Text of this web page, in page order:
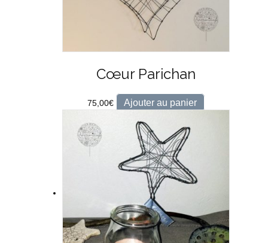
Cœur Parichan
75,00€ Ajouter au panier